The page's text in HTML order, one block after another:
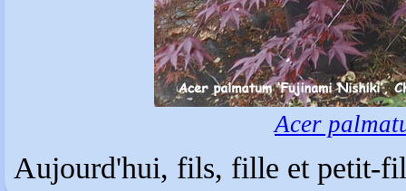
Acer
Aujourd'hui, fils, fille et petit-